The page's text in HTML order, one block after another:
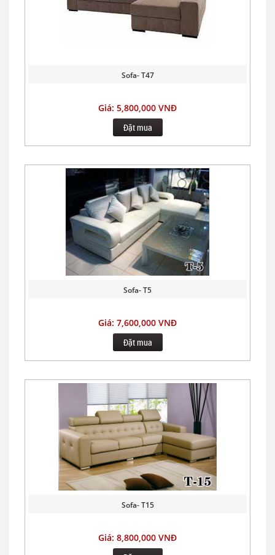
Sofa- T47
Giá: 5,800,000 VNĐ
Đặt mua
Sofa- T5
Giá: 7,600,000 VNĐ
Đặt mua
Sofa- T15
Giá: 8,800,000 VNĐ